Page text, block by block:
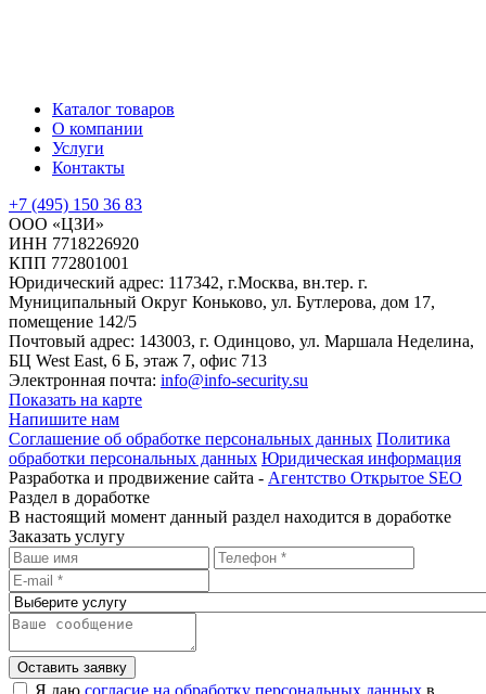
Каталог товаров
О компании
Услуги
Контакты
+7 (495) 150 36 83
ООО «ЦЗИ»
ИНН 7718226920
КПП 772801001
Юридический адрес: 117342, г.Москва, вн.тер. г.
Муниципальный Округ Коньково, ул. Бутлерова, дом 17,
помещение 142/5
Почтовый адрес: 143003, г. Одинцово, ул. Маршала Неделина,
БЦ West East, 6 Б, этаж 7, офис 713
Электронная почта: info@info-security.su
Показать на карте
Напишите нам
Соглашение об обработке персональных данных Политика
обработки персональных данных Юридическая информация
Разработка и продвижение сайта - Агентство Открытое SEO
Раздел в доработке
В настоящий момент данный раздел находится в доработке
Заказать услугу
Оставить заявку
Я даю согласие на обработку персональных данных в